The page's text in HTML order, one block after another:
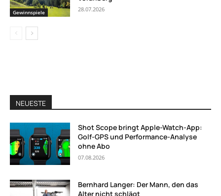
Gewinnspiele 28.07.2026
NEUESTE
Shot Scope bringt Apple-Watch-App:
Golf-GPS und Performance-Analyse
ohne Abo
07.08.2026
Bernhard Langer: Der Mann, den das
Alter nicht schlägt